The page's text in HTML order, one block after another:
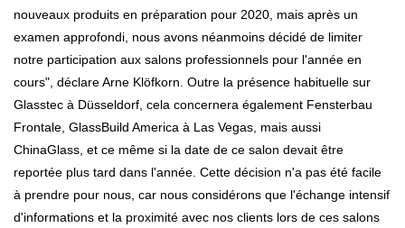
nouveaux produits en préparation pour 2020, mais après un
examen approfondi, nous avons néanmoins décidé de limiter
notre participation aux salons professionnels pour l'année en
cours", déclare Arne Klöfkorn. Outre la présence habituelle sur
Glasstec à Düsseldorf, cela concernera également Fensterbau
Frontale, GlassBuild America à Las Vegas, mais aussi
ChinaGlass, et ce même si la date de ce salon devait être
reportée plus tard dans l'année. Cette décision n'a pas été facile
à prendre pour nous, car nous considérons que l'échange intensif
d'informations et la proximité avec nos clients lors de ces salons